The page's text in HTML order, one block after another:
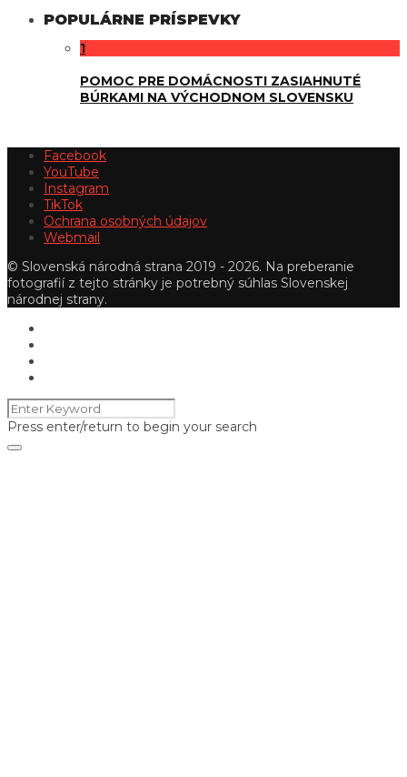
POPULÁRNE PRÍSPEVKY
1
POMOC PRE DOMÁCNOSTI ZASIAHNUTÉ
BÚRKAMI NA VÝCHODNOM SLOVENSKU
Facebook
YouTube
Instagram
TikTok
Ochrana osobných údajov
Webmail
© Slovenská národná strana 2019 - 2026. Na preberanie
fotografií z tejto stránky je potrebný súhlas Slovenskej
národnej strany.
Press enter/return to begin your search